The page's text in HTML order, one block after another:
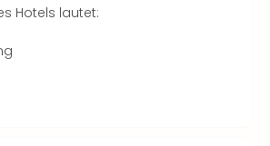
Hotels lautet: